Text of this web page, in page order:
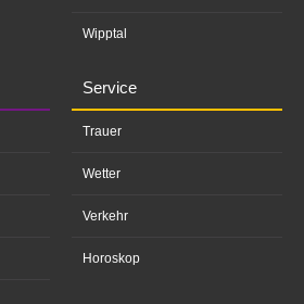
Wipptal
Service
Trauer
Wetter
Verkehr
Horoskop